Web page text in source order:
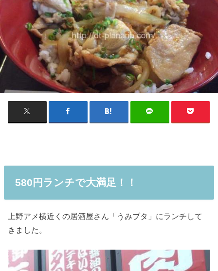
580円ランチで大満足！！
上野アメ横近くの居酒屋さん「うみブタ」にランチして
きました。